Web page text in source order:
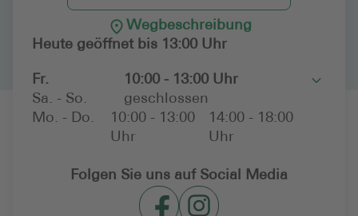
Wegbeschreibung
Heute geöffnet bis 13:00 Uhr
Fr.
10:00 - 13:00 Uhr
Sa. - So.
geschlossen
Mo. - Do.
10:00 - 13:00
Uhr
14:00 - 18:00
Uhr
Toggle
Folgen Sie uns auf Social Media